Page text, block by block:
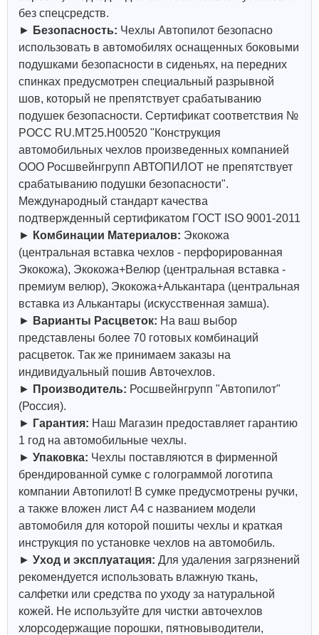
без спецсредств.
► Безопасность: Чехлы Автопилот безопасно
использовать в автомобилях оснащенных боковыми
подушками безопасности в сиденьях, на передних
спинках предусмотрен специальный разрывной
шов, который не препятствует срабатыванию
подушек безопасности. Сертификат соответствия №
РОСС RU.МТ25.Н00520 "Конструкция
автомобильных чехлов произведенных компанией
ООО Росшвейнгрупп АВТОПИЛОТ не препятствует
срабатыванию подушки безопасности".
Международный стандарт качества
подтвержденный сертификатом ГОСТ ISO 9001-2011
► Комбинации Материалов: Экокожа
(центральная вставка чехлов - перфорированная
Экокожа), Экокожа+Велюр (центральная вставка -
премиум велюр), Экокожа+Алькантара (центральная
вставка из Алькантары (искусственная замша).
► Варианты Расцветок: На ваш выбор
представлены более 70 готовых комбинаций
расцветок. Так же принимаем заказы на
индивидуальный пошив Авточехлов.
► Производитель: Росшвейнгрупп "Автопилот"
(Россия).
► Гарантия: Наш Магазин предоставляет гарантию
1 год на автомобильные чехлы.
► Упаковка: Чехлы поставляются в фирменной
брендированной сумке с голограммой логотипа
компании Автопилот! В сумке предусмотрены ручки,
а также вложен лист А4 с названием модели
автомобиля для которой пошиты чехлы и краткая
инструкция по установке чехлов на автомобиль.
► Уход и эксплуатация: Для удаления загрязнений
рекомендуется использовать влажную ткань,
салфетки или средства по уходу за натуральной
кожей. Не используйте для чистки авточехлов
хлорсодержащие порошки, пятновыводители,